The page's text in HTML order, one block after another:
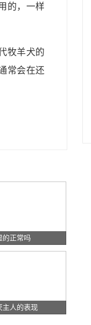
的，一样
牧羊犬的
常会在还
的正常吗
主人的表现